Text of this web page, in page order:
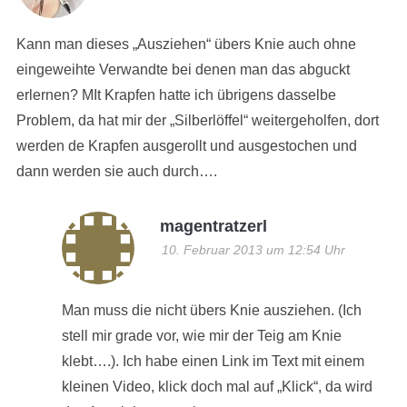
Kann man dieses „Ausziehen“ übers Knie auch ohne
eingeweihte Verwandte bei denen man das abguckt
erlernen? MIt Krapfen hatte ich übrigens dasselbe
Problem, da hat mir der „Silberlöffel“ weitergeholfen, dort
werden de Krapfen ausgerollt und ausgestochen und
dann werden sie auch durch….
magentratzerl
10. Februar 2013 um 12:54 Uhr
Man muss die nicht übers Knie ausziehen. (Ich
stell mir grade vor, wie mir der Teig am Knie
klebt….). Ich habe einen Link im Text mit einem
kleinen Video, klick doch mal auf „Klick“, da wird